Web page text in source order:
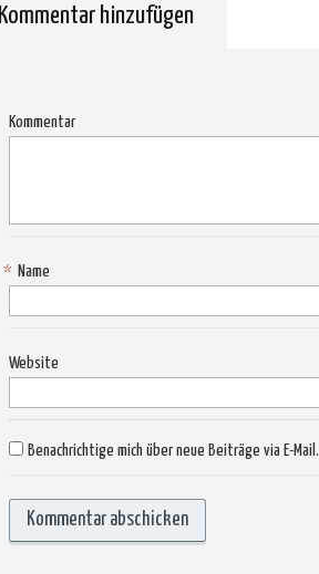
Kommentar hinzufügen
Kommentar
Name
*
Website
Benachrichtige mich über neue Beiträge via E-Mail.